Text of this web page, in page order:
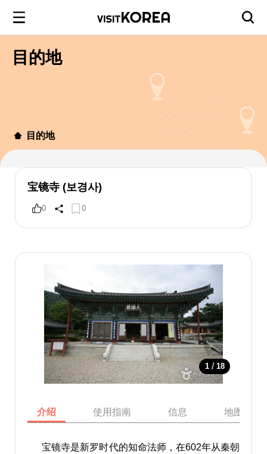
目的地
目的地
宝镜寺 (보경사)
0 0
1 / 18
介绍 使用指南 信息 地图
宝镜寺是新罗时代的知命法师，在602年从秦朝